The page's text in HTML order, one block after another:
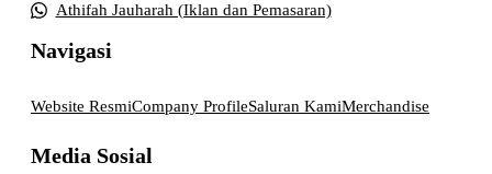
Athifah Jauharah (Iklan dan Pemasaran)
Navigasi
Website ResmiCompany ProfileSaluran KamiMerchandise
Media Sosial